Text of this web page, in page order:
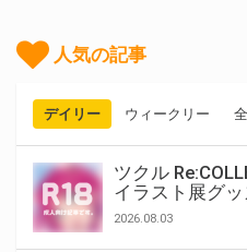
人気の記事
デイリー ウィークリー
ツクル
イラスト展グ
2026.08.03